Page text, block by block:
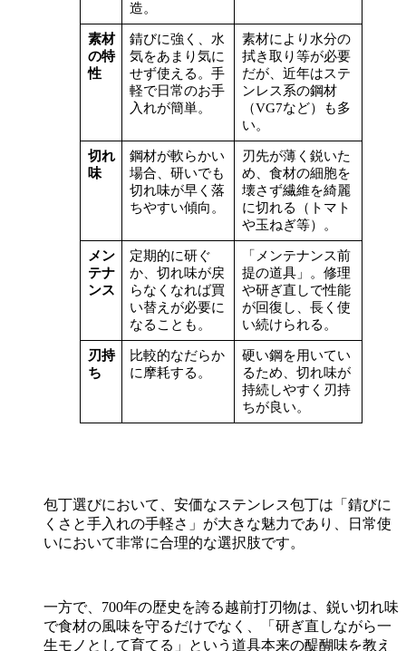
造。
素材
の特
性
錆びに強く、水
気をあまり気に
せず使える。手
軽で日常のお手
入れが簡単。
素材により水分の
拭き取り等が必要
だが、近年はステ
ンレス系の鋼材
（VG7など）も多
い。
切れ
味
鋼材が軟らかい
場合、研いでも
切れ味が早く落
ちやすい傾向。
刃先が薄く鋭いた
め、食材の細胞を
壊さず繊維を綺麗
に切れる（トマト
や玉ねぎ等）。
メン
テナ
ンス
定期的に研ぐ
か、切れ味が戻
らなくなれば買
い替えが必要に
なることも。
「メンテナンス前
提の道具」。修理
や研ぎ直しで性能
が回復し、長く使
い続けられる。
刃持
ち
比較的なだらか
に摩耗する。
硬い鋼を用いてい
るため、切れ味が
持続しやすく刃持
ちが良い。
包丁選びにおいて、安価なステンレス包丁は「錆びに
くさと手入れの手軽さ」が大きな魅力であり、日常使
いにおいて非常に合理的な選択肢です。
一方で、700年の歴史を誇る越前打刃物は、鋭い切れ味
で食材の風味を守るだけでなく、「研ぎ直しながら一
生モノとして育てる」という道具本来の醍醐味を教え